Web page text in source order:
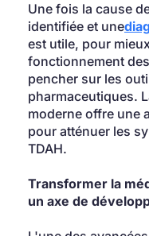
Une fois la cause
identifiée et une
est utile, pour
fonctionnement
pencher sur les
pharmaceutiques.
moderne offre une
pour atténuer les
TDAH.
Transformer la
un axe de